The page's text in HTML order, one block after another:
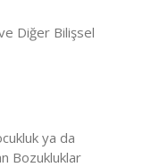
Diğer Bilişsel
ya da
Bozukluklar